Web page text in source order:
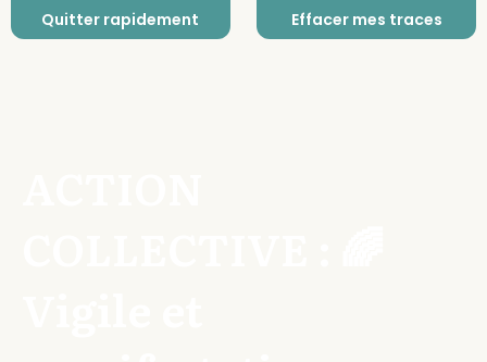
Quitter rapidement Effacer mes traces